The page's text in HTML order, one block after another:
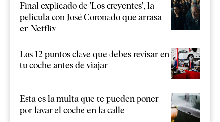
Final explicado de 'Los creyentes', la
película con José Coronado que arrasa
en Netflix
Los 12 puntos clave que debes revisar en
tu coche antes de viajar
Esta es la multa que te pueden poner
por lavar el coche en la calle